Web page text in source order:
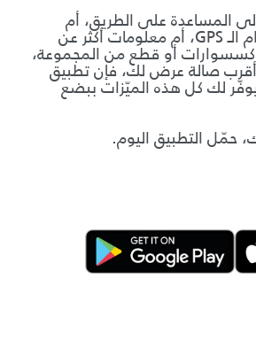
المساعدة على الطريق، أم
الاتجاهات باستخدام الـ GPS، أم معلومات أكثر عن
أو قطع من المجموعة،
أقرب صالة عرض لك، فإن تطبيق
لك كل هذه الميّزات ببضع
حمّل التطبيق اليوم.